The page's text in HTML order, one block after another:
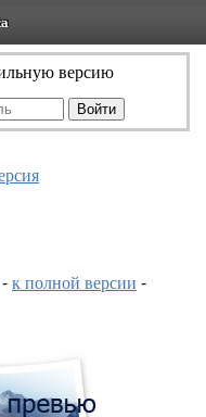
версию
-к полной версии -